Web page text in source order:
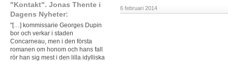
6 februari 2014
"Kontakt". Jonas Thente i
Dagens Nyheter:
"[…] kommissarie Georges Dupin
bor och verkar i staden
Concarneau, men i den första
romanen om honom och hans fall
rör han sig mest i den lilla idylliska